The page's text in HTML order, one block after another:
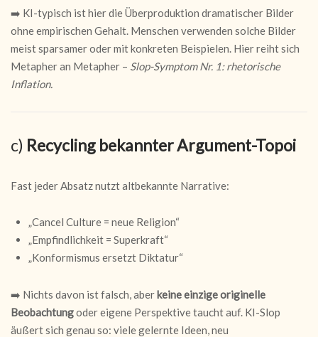
➡️ KI-typisch ist hier die Überproduktion dramatischer Bilder
ohne empirischen Gehalt. Menschen verwenden solche Bilder
meist sparsamer oder mit konkreten Beispielen. Hier reiht sich
Metapher an Metapher – Slop-Symptom Nr. 1: rhetorische
Inflation.
c) Recycling bekannter Argument-Topoi
Fast jeder Absatz nutzt altbekannte Narrative:
„Cancel Culture = neue Religion“
„Empfindlichkeit = Superkraft“
„Konformismus ersetzt Diktatur“
➡️ Nichts davon ist falsch, aberkeine einzige originelle
Beobachtungoder eigene Perspektive taucht auf. KI-Slop
äußert sich genau so: viele gelernte Ideen, neu